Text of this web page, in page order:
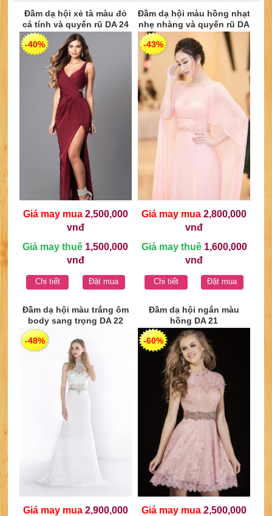
Đầm dạ hội xẻ tà màu đỏ
cá tính và quyến rũ DA 24
-40%
Giá may mua2,500,000
vnđ
Giá may thuê 1,500,000
vnđ
Chi tiết Đặt mua
Đầm dạ hội màu hồng nhạt
nhẹ nhàng và quyến rũ DA
23
-43%
Giá may mua 2,800,000
vnđ
Giá may thuê1,600,000
vnđ
Chi tiết Đặt mua
Đầm dạ hội màu trắng ôm
body sang trọng DA 22
-48%
Giá may mua2,900,000
Đầm dạ hội ngắn màu
hồng DA 21
-60%
Giá may mua 2,500,000